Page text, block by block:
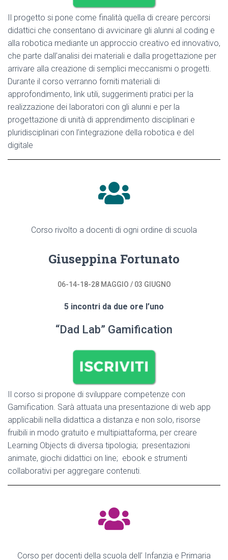
Il progetto si pone come finalità quella di creare percorsi
didattici che consentano di avvicinare gli alunni al coding e
alla robotica mediante un approccio creativo ed innovativo,
che parte dall’analisi dei materiali e dalla progettazione per
arrivare alla creazione di semplici meccanismi o progetti.
Durante il corso verranno forniti materiali di
approfondimento, link utili, suggerimenti pratici per la
realizzazione dei laboratori con gli alunni e per la
progettazione di unità di apprendimento disciplinari e
pluridisciplinari con l’integrazione della robotica e del
digitale
Corso rivolto a docenti di ogni ordine di scuola
Giuseppina Fortunato
06-14-18-28 MAGGIO / 03 GIUGNO
5 incontri da due ore l’uno
“Dad Lab” Gamification
Il corso si propone di sviluppare competenze con
Gamification. Sarà attuata una presentazione di web app
applicabili nella didattica a distanza e non solo, risorse
fruibili in modo gratuito e multipiattaforma, per creare
Learning Objects di diversa tipologia; presentazioni
animate, giochi didattici on line; ebook e strumenti
collaborativi per aggregare contenuti.
Corso per docenti della scuola dell’ Infanzia e Primaria